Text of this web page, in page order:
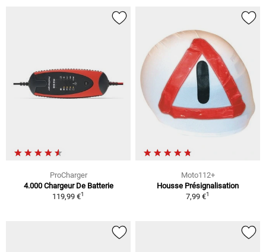
ProCharger
4.000 Chargeur De Batterie
119,99 €1
Moto112+
Housse Présignalisation
7,99 €1